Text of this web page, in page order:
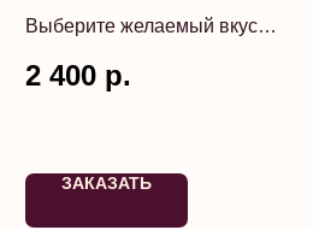
Выберите желаемый вкус
2 400 р.
ЗАКАЗАТЬ